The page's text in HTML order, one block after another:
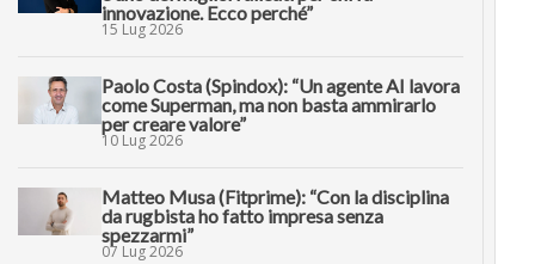
innovazione. Ecco perché”
15 Lug 2026
Paolo Costa (Spindox): “Un agente AI lavora
come Superman, ma non basta ammirarlo
per creare valore”
10 Lug 2026
Matteo Musa (Fitprime): “Con la disciplina
da rugbista ho fatto impresa senza
spezzarmi”
07 Lug 2026